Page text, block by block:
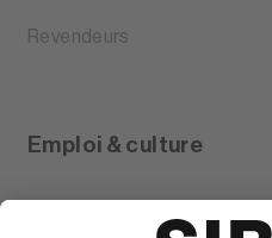
Revendeurs
Emploi & culture